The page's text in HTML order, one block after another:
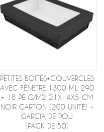
PETITES BOÎTES+COUVERCLES
AVEC FÊNETRE 1300 ML 290
+ 18 PE G/M2 21X14X5 CM
NOIR CARTON (200 UNITÉ) -
GARCIA DE POU
(PACK DE 50)